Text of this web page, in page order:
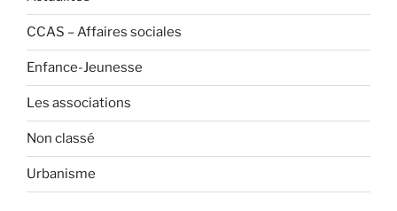
CCAS – Affaires sociales
Enfance-Jeunesse
Les associations
Non classé
Urbanisme